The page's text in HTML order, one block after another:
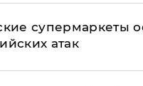
супермаркеты
атак